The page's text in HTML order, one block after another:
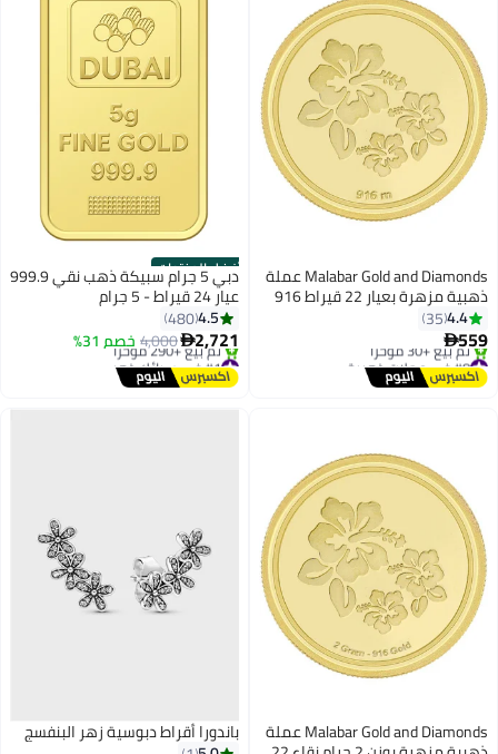
Malabar Gold and Diamonds عملة
ذهبية مزهرة بعيار 22 قيراط 916
نقاء 1 جرام4.4
35
559
#8 في عملات ذهبية
توصيل مجاني
تم بيع +30 مؤخرًا
أفضل المنتجات دبي 5 جرام سبيكة ذهب نقي 999.9
عيار 24 قيراط - 5 جرام
4.5
480
2,721
4,000خصم 31%
#1 في سبائك ذهب
توصيل مجاني
تم بيع +290 مؤخرًا
Malabar Gold and Diamonds عملة باندورا أقراط دبوسية زهر البنفسج